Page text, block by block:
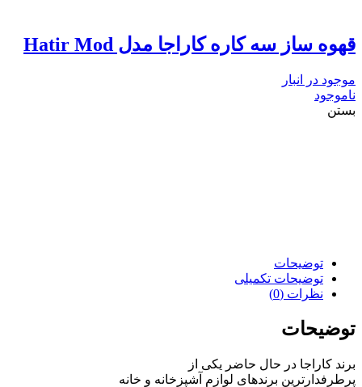
قهوه ساز سه کاره کاراجا مدل Hatir Mod
موجود در انبار
ناموجود
بستن
توضیحات
توضیحات تکمیلی
نظرات (0)
توضیحات
برند کاراجا در حال حاضر یکی از
پرطرفدارترین برندهای لوازم آشپزخانه و خانه